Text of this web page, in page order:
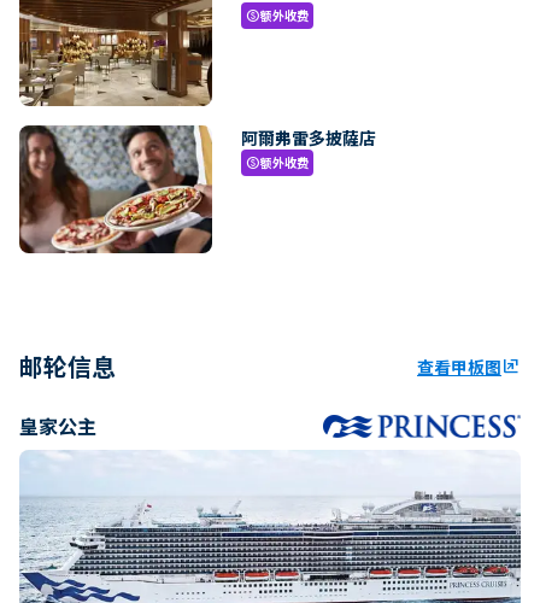
paid额外收费
阿爾弗雷多披薩店
paid额外收费
邮轮信息 查看甲板图ungroup
皇家公主